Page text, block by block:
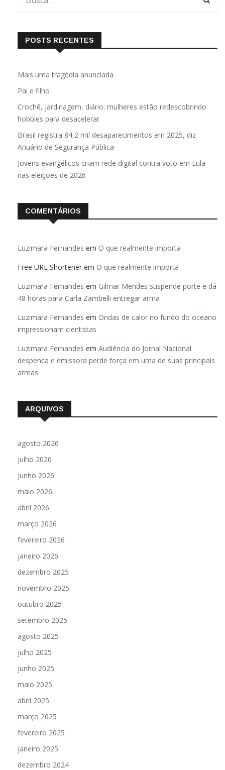
POSTS RECENTES
Mais uma tragédia anunciada
Pai e filho
Crochê, jardinagem, diário: mulheres estão redescobrindo
hobbies para desacelerar
Brasil registra 84,2 mil desaparecimentos em 2025, diz
Anuário de Segurança Pública
Jovens evangélicos criam rede digital contra voto em Lula
nas eleições de 2026
COMENTÁRIOS
Luzimara Fernandes em O que realmente importa
Free URL Shortener em O que realmente importa
Luzimara Fernandes em Gilmar Mendes suspende porte e dá
48 horas para Carla Zambelli entregar arma
Luzimara Fernandes em Ondas de calor no fundo do oceano
impressionam cientistas
Luzimara Fernandes em Audiência do Jornal Nacional
despenca e emissora perde força em uma de suas principais
armas
ARQUIVOS
agosto 2026
julho 2026
junho 2026
maio 2026
abril 2026
março 2026
fevereiro 2026
janeiro 2026
dezembro 2025
novembro 2025
outubro 2025
setembro 2025
agosto 2025
julho 2025
junho 2025
maio 2025
abril 2025
março 2025
fevereiro 2025
janeiro 2025
dezembro 2024